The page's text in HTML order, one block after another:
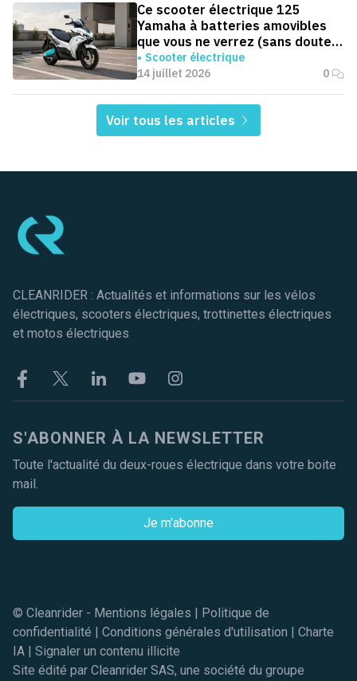
Ce scooter électrique 125
Yamaha à batteries amovibles
que vous ne verrez (sans doute)
jamais en Europe
Scooter électrique
14 juillet 2026
0
Voir tous les articles
CLEANRIDER : Actualités et informations sur les vélos
électriques, scooters électriques, trottinettes électriques
et motos électriques
FacebookTwitter LinkekinYoutubeInstagram
S'ABONNER À LA NEWSLETTER
Toute l'actualité du deux-roues électrique dans votre boite
mail.
Je m'abonne
© Cleanrider - Mentions légales | Politique de
confidentialité | Conditions générales d'utilisation | Charte
IA | Signaler un contenu illicite
Site édité par Cleanrider SAS, une société du groupe